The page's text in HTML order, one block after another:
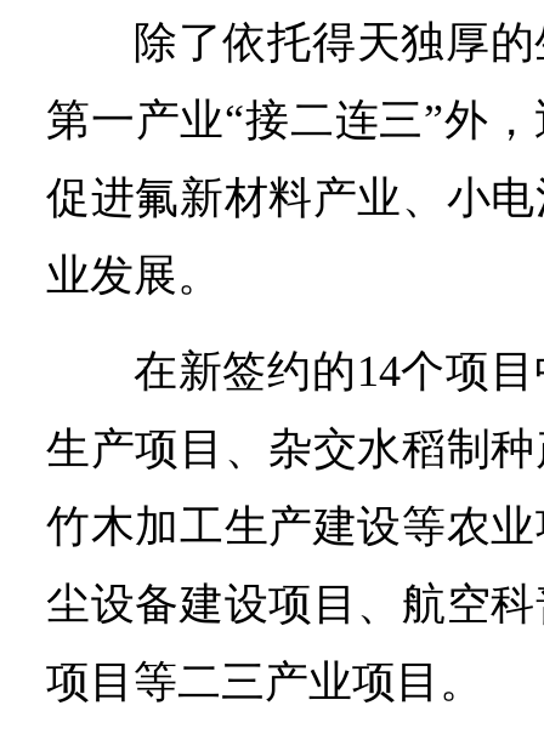
除了依托得天独厚
第一产业“接二连三”外
促进氟新材料产业、小
业发展。
在新签约的14个项
生产项目、杂交水稻制
竹木加工生产建设等农
尘设备建设项目、航空
项目等二三产业项目。